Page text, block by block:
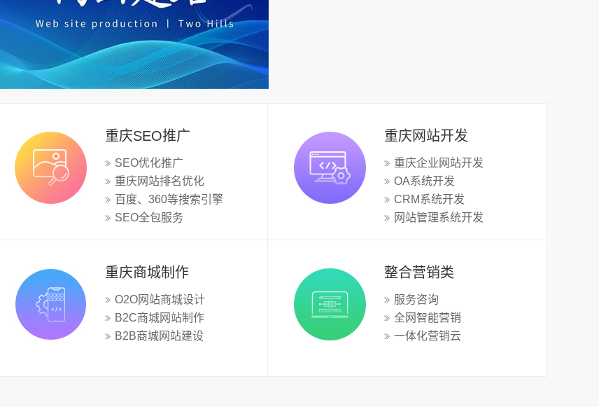
重庆SEO推广
SEO优化推广
重庆网站排名优化
百度、360等搜索引擎
SEO全包服务
重庆网站开发
重庆企业网站开发
OA系统开发
CRM系统开发
网站管理系统开发
重庆商城制作
O2O网站商城设计
B2C商城网站制作
B2B商城网站建设
整合营销类
服务咨询
全网智能营销
一体化营销云